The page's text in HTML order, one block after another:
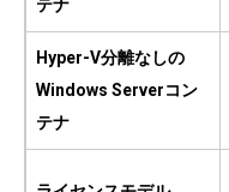
テナ
Hyper-V分離なしの
Windows Serverコン
テナ